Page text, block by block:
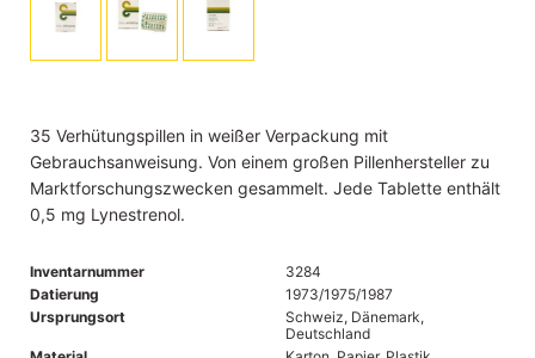
35 Verhütungspillen in weißer Verpackung mit
Gebrauchsanweisung. Von einem großen Pillenhersteller zu
Marktforschungszwecken gesammelt. Jede Tablette enthält
0,5 mg Lynestrenol.
Inventarnummer
3284
Datierung
1973/1975/1987
Ursprungsort
Schweiz, Dänemark,
Deutschland